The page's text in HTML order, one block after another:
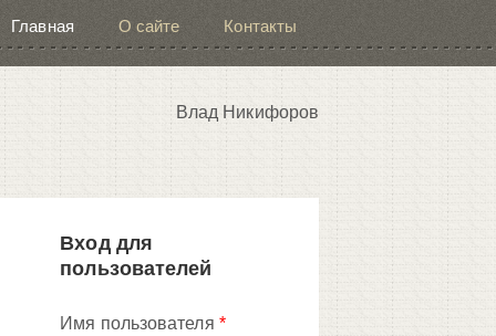
Главная О сайте Контакты
Влад Никифоров
Вход для
пользователей
Имя пользователя *